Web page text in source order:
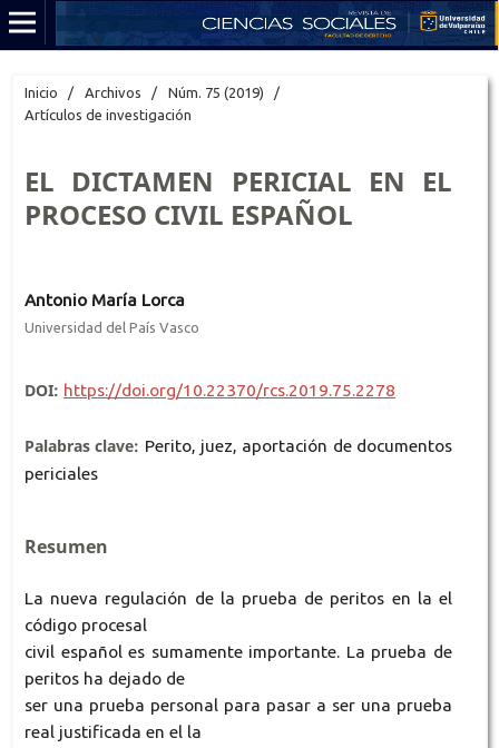
Inicio / Archivos / Núm. 75 (2019)
/
Artículos de investigación
EL DICTAMEN PERICIAL EN EL
PROCESO CIVIL ESPAÑOL
Antonio María Lorca
Universidad del País Vasco
DOI: https://doi.org/10.22370/rcs.2019.75.2278
Palabras clave: Perito, juez, aportación de documentos
periciales
Resumen
La nueva regulación de la prueba de peritos en la el
código procesal
civil español es sumamente importante. La prueba de
peritos ha dejado de
ser una prueba personal para pasar a ser una prueba
real justificada en el la